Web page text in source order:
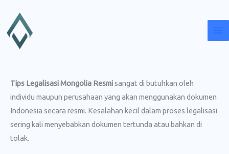
konten
Tips Legalisasi Mongolia Resmisangat di butuhkan oleh
individu maupun perusahaan yang akan menggunakan dokumen
Indonesia secara resmi. Kesalahan kecil dalam proses legalisasi
sering kali menyebabkan dokumen tertunda atau bahkan di
tolak.